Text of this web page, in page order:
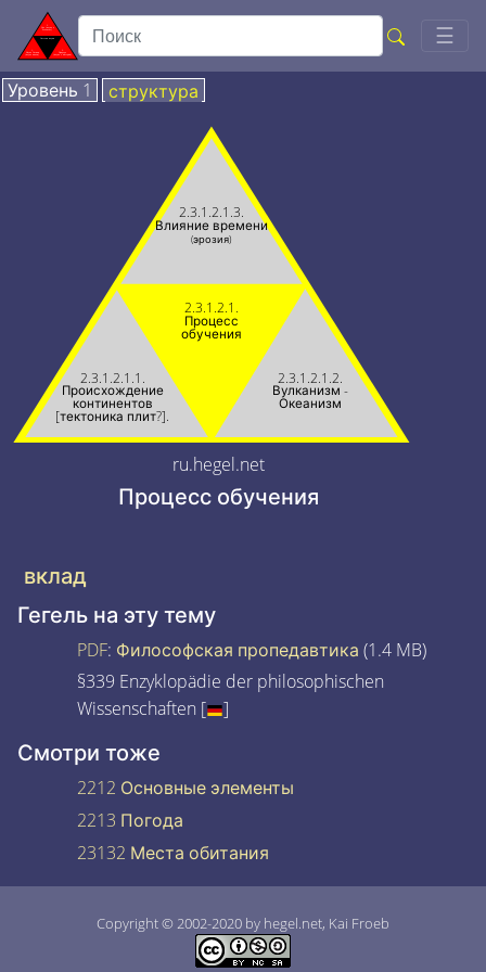
☰
Уровень 1 структура
2.3.1.2.1.
Процесс
обучения
2.3.1.2.1.1.
Происхождение
континентов
[тектоника плит?].
2.3.1.2.1.2.
Вулканизм -
Океанизм
2.3.1.2.1.3.
Влияние времени
(эрозия)
ru.hegel.net
Процесс обучения
вклад
Гегель на эту тему
PDF: Философская пропедавтика (1.4 MB)
§339 Enzyklopädie der philosophischen
Wissenschaften [
]
Смотри тоже
2212 Основные элементы
2213 Погода
23132 Места обитания
Copyright © 2002-2020 by hegel.net, Kai Froeb